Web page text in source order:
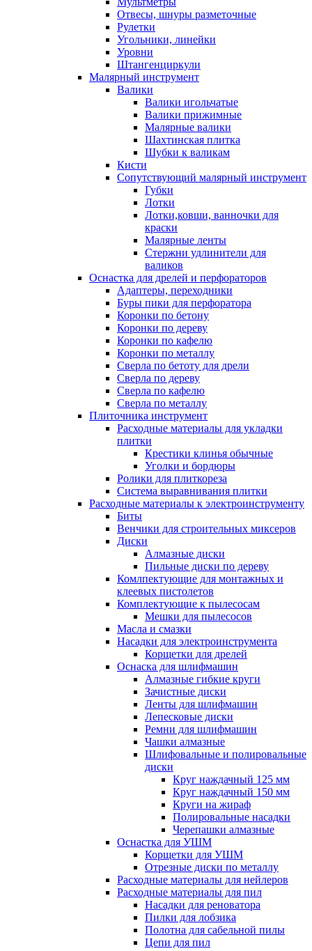
Отвесы, шнуры разметочные
Рулетки
Угольники, линейки
Уровни
Штангенциркули
Малярный инструмент
Валики
Валики игольчатые
Валики прижимные
Малярные валики
Шахтинская плитка
Шубки к валикам
Кисти
Сопутствующий малярный инструмент
Губки
Лотки
Лотки,ковши, ванночки для
краски
Малярные ленты
Стержни удлинители для
валиков
Оснастка для дрелей и перфораторов
Адаптеры, переходники
Буры пики для перфоратора
Коронки по бетону
Коронки по дереву
Коронки по кафелю
Коронки по металлу
Сверла по бетоту для дрели
Сверла по дереву
Сверла по кафелю
Сверла по металлу
Плиточника инструмент
Расходные материалы для укладки
плитки
Крестики клинья обычные
Уголки и бордюры
Ролики для плиткореза
Система выравнивания плитки
Расходные материалы к электроинструменту
Биты
Венчики для строительных миксеров
Диски
Алмазные диски
Пильные диски по дереву
Комлпектующие для монтажных и
клеевых пистолетов
Комплектующие к пылесосам
Мешки для пылесосов
Масла и смазки
Насадки для электроинструмента
Корщетки для дрелей
Оснаска для шлифмашин
Алмазные гибкие круги
Зачистные диски
Ленты для шлифмашин
Лепесковые диски
Ремни для шлифмашин
Чашки алмазные
Шлифовальные и полировальные
диски
Круг наждачный 125 мм
Круг наждачный 150 мм
Круги на жираф
Полировальные насадки
Черепашки алмазные
Оснастка для УШМ
Корщетки для УШМ
Отрезные диски по металлу
Расходные материалы для нейлеров
Расходные материалы для пил
Насадки для реноватора
Пилки для лобзика
Полотна для сабельной пилы
Цепи для пил